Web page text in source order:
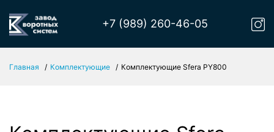
+7 (989) 260-46-05
Главная Комплектующие Комплектующие Sfera PY800